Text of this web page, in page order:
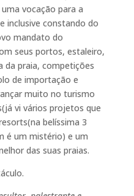
vocação para a
inclusive constando do
mandato do
seus portos, estaleiro,
praia, competições
de importação e
muito no turismo
vi vários projetos que
belíssima 3
é um mistério) e um
das suas praias.